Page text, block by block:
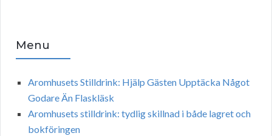
Menu
Aromhusets Stilldrink: Hjälp Gästen Upptäcka Något
Godare Än Flaskläsk
Aromhusets stilldrink: tydlig skillnad i både lagret och
bokföringen